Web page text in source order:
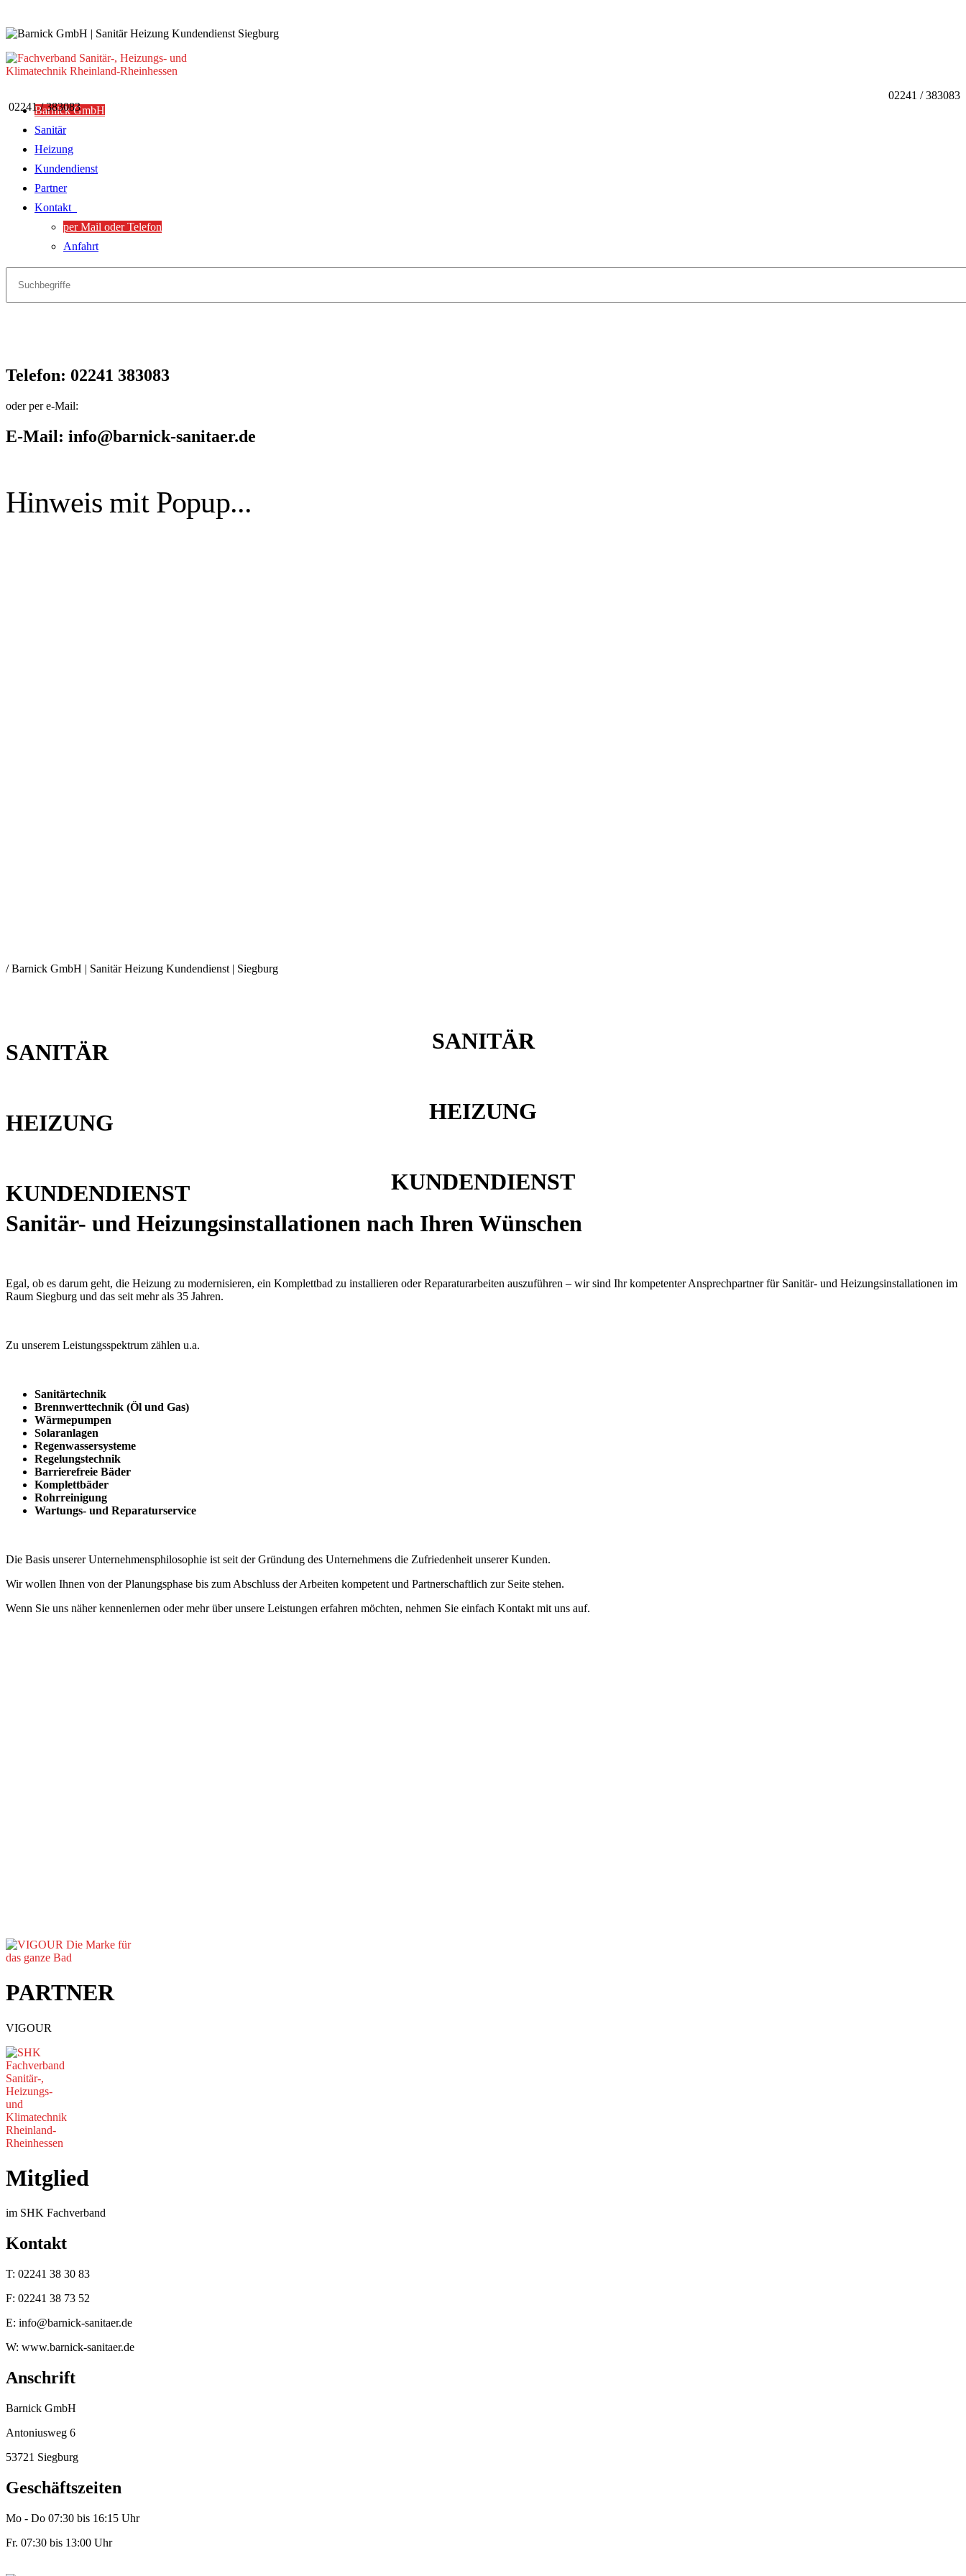
Barnick GmbH
Sanitär
Heizung
Kundendienst
Partner
Kontakt
per Mail oder Telefon
Anfahrt
02241 / 383083
02241 / 383083
Telefon: 02241 383083
oder per e-Mail:
E-Mail: info@barnick-sanitaer.de
Hinweis mit Popup...
Sanitär-
und
Heizungsinstallationen
Ihren
Wünschen
/ Barnick GmbH | Sanitär Heizung Kundendienst | Siegburg
SANITÄR SANITÄR
HEIZUNG HEIZUNG
KUNDENDIENST
KUNDENDIENST
Sanitär- und Heizungsinstallationen nach Ihren Wünschen
Egal, ob es darum geht, die Heizung zu modernisieren, ein Komplettbad zu installieren oder Reparaturarbeiten auszuführen – wir sind Ihr kompetenter Ansprechpartner für Sanitär- und Heizungsinstallationen im
Raum Siegburg und das seit mehr als 35 Jahren.
Zu unserem Leistungsspektrum zählen u.a.
Sanitärtechnik
Brennwerttechnik (Öl und Gas)
Wärmepumpen
Solaranlagen
Regenwassersysteme
Regelungstechnik
Barrierefreie Bäder
Komplettbäder
Rohrreinigung
Wartungs- und Reparaturservice
Die Basis unserer Unternehmensphilosophie ist seit der Gründung des Unternehmens die Zufriedenheit unserer Kunden.
Wir wollen Ihnen von der Planungsphase bis zum Abschluss der Arbeiten kompetent und Partnerschaftlich zur Seite stehen.
Wenn Sie uns näher kennenlernen oder mehr über unsere Leistungen erfahren möchten, nehmen Sie einfach Kontakt mit uns auf.
PARTNER
VIGOUR
Mitglied
im SHK Fachverband
Kontakt
T: 02241 38 30 83
F: 02241 38 73 52
E: info@barnick-sanitaer.de
W: www.barnick-sanitaer.de
Anschrift
Barnick GmbH
Antoniusweg 6
53721 Siegburg
Geschäftszeiten
Mo - Do 07:30 bis 16:15 Uhr
Fr. 07:30 bis 13:00 Uhr